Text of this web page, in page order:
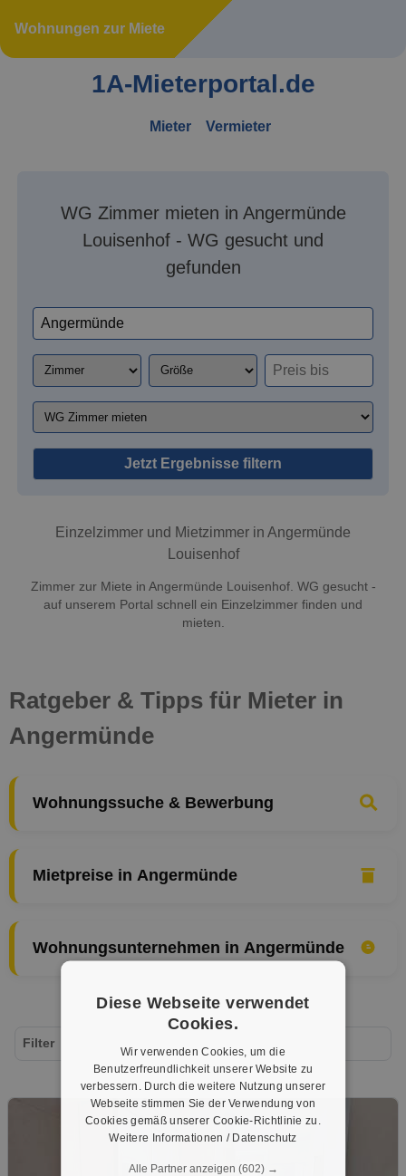
Wohnungen zur Miete
1A-Mieterportal.de
Mieter Vermieter
WG Zimmer mieten in Angermünde
Louisenhof - WG gesucht und
gefunden
Jetzt Ergebnisse filtern
Einzelzimmer und Mietzimmer in Angermünde
Louisenhof
Zimmer zur Miete in Angermünde Louisenhof. WG gesucht -
auf unserem Portal schnell ein Einzelzimmer finden und
mieten.
Ratgeber & Tipps für Mieter in
Angermünde
Wohnungssuche & Bewerbung
Mietpreise in Angermünde
Wohnungsunternehmen in Angermünde
Filter
Diese Webseite verwendet
Cookies.
Wir verwenden Cookies, um die
Benutzerfreundlichkeit unserer Website zu
verbessern. Durch die weitere Nutzung unserer
Webseite stimmen Sie der Verwendung von
Cookies gemäß unserer Cookie-Richtlinie zu.
Weitere Informationen / Datenschutz
Alle Partner anzeigen (602) →